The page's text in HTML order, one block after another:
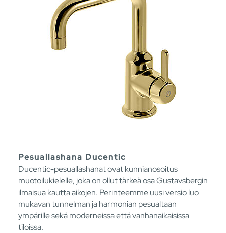
Pesuallashana Ducentic
Ducentic-pesuallashanat ovat kunnianosoitus
muotoilukielelle, joka on ollut tärkeä osa Gustavsbergin
ilmaisua kautta aikojen. Perinteemme uusi versio luo
mukavan tunnelman ja harmonian pesualtaan
ympärille sekä moderneissa että vanhanaikaisissa
tiloissa.